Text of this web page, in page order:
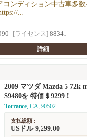
コンディション中古車多
...
[ライセンス] 88341
詳細
2009 マツダ Mazda 5 72k
$9480を 特価＄9299！
Torrance, CA, 90502
支払総額 :
USドル 9,299.00